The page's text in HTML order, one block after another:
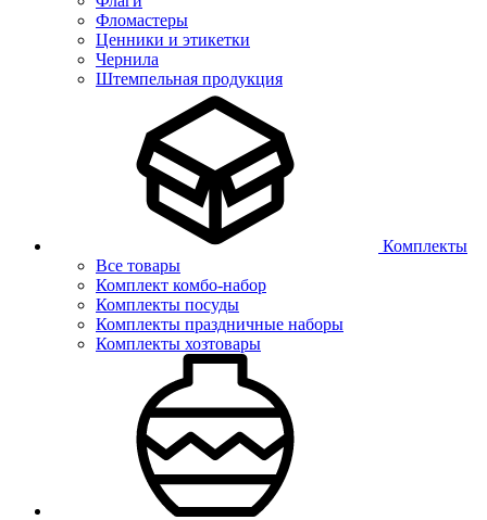
Фломастеры
Ценники и этикетки
Чернила
Штемпельная продукция
Комплекты
Все товары
Комплект комбо-набор
Комплекты посуды
Комплекты праздничные наборы
Комплекты хозтовары